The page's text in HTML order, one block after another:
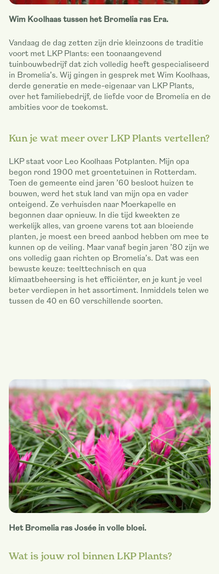
Wim Koolhaas tussen het Bromelia ras Era.
Vandaag de dag zetten zijn drie kleinzoons de traditie
voort met LKP Plants: een toonaangevend
tuinbouwbedrijf dat zich volledig heeft gespecialiseerd
in Bromelia’s. Wij gingen in gesprek met Wim Koolhaas,
derde generatie en mede-eigenaar van LKP Plants,
over het familiebedrijf, de liefde voor de Bromelia en de
ambities voor de toekomst.
Kun je wat meer over LKP Plants vertellen?
LKP staat voor Leo Koolhaas Potplanten. Mijn opa
begon rond 1900 met groentetuinen in Rotterdam.
Toen de gemeente eind jaren ’60 besloot huizen te
bouwen, werd het stuk land van mijn opa en vader
onteigend. Ze verhuisden naar Moerkapelle en
begonnen daar opnieuw. In die tijd kweekten ze
werkelijk alles, van groene varens tot aan bloeiende
planten, je moest een breed aanbod hebben om mee te
kunnen op de veiling. Maar vanaf begin jaren ’80 zijn we
ons volledig gaan richten op Bromelia’s. Dat was een
bewuste keuze: teelttechnisch en qua
klimaatbeheersing is het efficiënter, en je kunt je veel
beter verdiepen in het assortiment. Inmiddels telen we
tussen de 40 en 60 verschillende soorten.
Het Bromelia ras Josée in volle bloei.
Wat is jouw rol binnen LKP Plants?